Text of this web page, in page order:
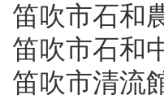
笛吹市石和
笛吹市石和
笛吹市清流